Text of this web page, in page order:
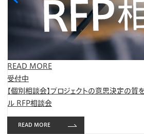
READ MORE
受付中
【個別相談会】プロジェクトの意思決定の
ル RFP相談会
READ MORE